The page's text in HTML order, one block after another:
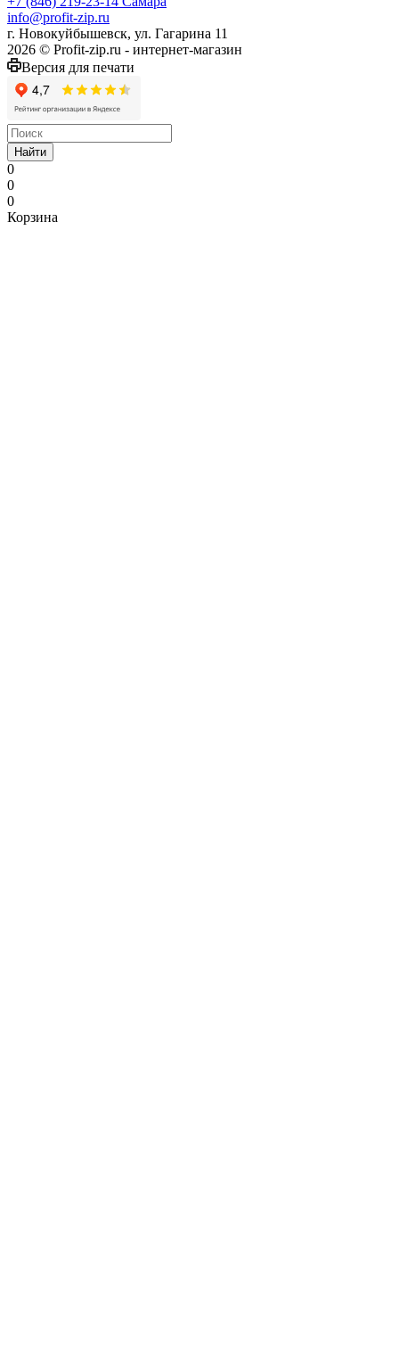
info@profit-zip.ru
г. Новокуйбышевск, ул. Гагарина 11
2026 © Profit-zip.ru - интернет-магазин
Версия для печати
Найти
0
0
0
Корзина